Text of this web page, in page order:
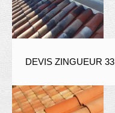
DEVIS ZINGUEUR 33